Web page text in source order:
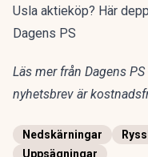
Usla aktieköp? Här
Dagens PS
Läs mer från Dagens PS
nyhetsbrev är
Nedskärningar
Uppsägningar